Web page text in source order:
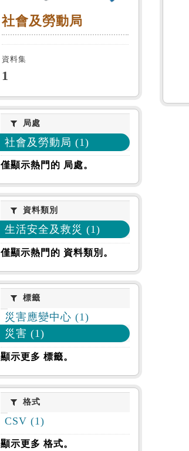
社會及勞動局
資料集
1
局處局處
社會及勞動局 (1)
僅顯示熱門的 局處。
資料類別
資料類別
生活安全及救災 (1)
僅顯示熱門的 資料類別。
標籤標籤
災害應變中心 (1)
災害 (1)
顯示更多 標籤。
格式格式
CSV (1)
顯示更多 格式。